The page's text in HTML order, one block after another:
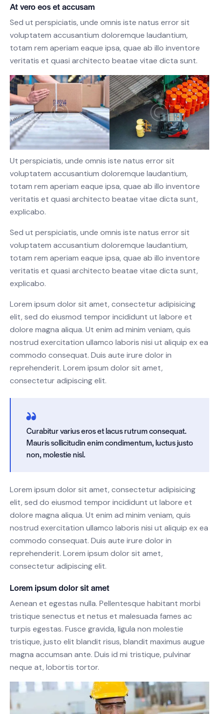
At vero eos et accusam
Sed ut perspiciatis, unde omnis iste natus error sit
voluptatem accusantium doloremque laudantium,
totam rem aperiam eaque ipsa, quae ab illo inventore
veritatis et quasi architecto beatae vitae dicta sunt.
Ut perspiciatis, unde omnis iste natus error sit
voluptatem accusantium doloremque laudantium,
totam rem aperiam eaque ipsa, quae ab illo inventore
veritatis et quasi architecto beatae vitae dicta sunt,
explicabo.
Sed ut perspiciatis, unde omnis iste natus error sit
voluptatem accusantium doloremque laudantium,
totam rem aperiam eaque ipsa, quae ab illo inventore
veritatis et quasi architecto beatae vitae dicta sunt,
explicabo.
Lorem ipsum dolor sit amet, consectetur adipisicing
elit, sed do eiusmod tempor incididunt ut labore et
dolore magna aliqua. Ut enim ad minim veniam, quis
nostrud exercitation ullamco laboris nisi ut aliquip ex ea
commodo consequat. Duis aute irure dolor in
reprehenderit. Lorem ipsum dolor sit amet,
consectetur adipiscing elit.
Curabitur varius eros et lacus rutrum consequat.
Mauris sollicitudin enim condimentum, luctus justo
non, molestie nisl.
Lorem ipsum dolor sit amet, consectetur adipisicing
elit, sed do eiusmod tempor incididunt ut labore et
dolore magna aliqua. Ut enim ad minim veniam, quis
nostrud exercitation ullamco laboris nisi ut aliquip ex ea
commodo consequat. Duis aute irure dolor in
reprehenderit. Lorem ipsum dolor sit amet,
consectetur adipiscing elit.
Lorem ipsum dolor sit amet
Aenean et egestas nulla. Pellentesque habitant morbi
tristique senectus et netus et malesuada fames ac
turpis egestas. Fusce gravida, ligula non molestie
tristique, justo elit blandit risus, blandit maximus augue
magna accumsan ante. Duis id mi tristique, pulvinar
neque at, lobortis tortor.